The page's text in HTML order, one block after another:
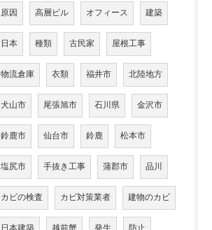
原因 高層ビル オフィース 建築
日本 種類 古民家 屋根工事
物流倉庫 衣類 福井市 北陸地方
犬山市 尾張旭市 石川県 金沢市
鈴鹿市 仙台市 鈴鹿 松本市
塩尻市 手抜き工事 蒲郡市 品川
カビの検査 カビ対策業者 建物のカビ